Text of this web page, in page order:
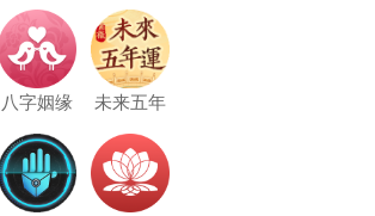
八字姻缘 未来五年